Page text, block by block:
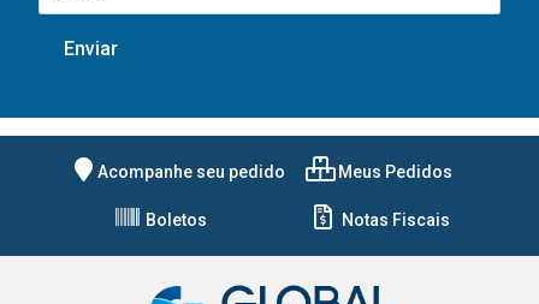
Acompanhe seu pedido Meus Pedidos
Boletos Notas Fiscais